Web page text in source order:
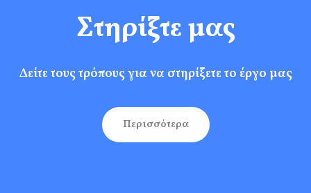
Στηρίξτε μας
Δείτε τους τρόπους για να στηρίξετε το έργο μας
Περισσότερα